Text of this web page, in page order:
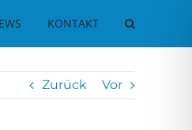
KONTAKT
Zurück Vor